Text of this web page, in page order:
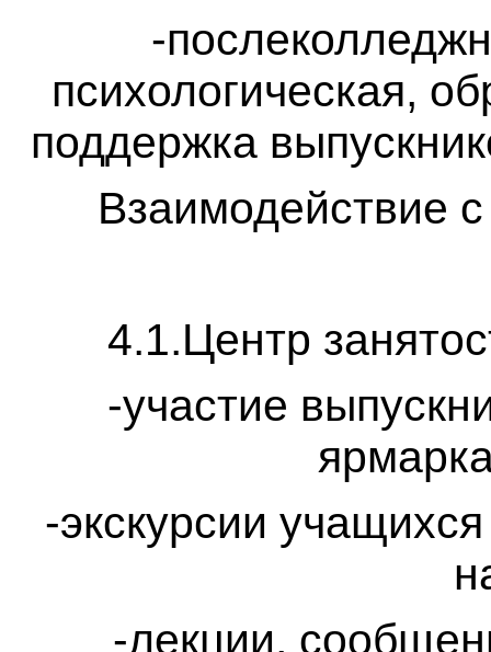
-
психологическая,
поддержка
Взаимодействие
4.1.Центр
-участие
-экскурсии
-лекции,